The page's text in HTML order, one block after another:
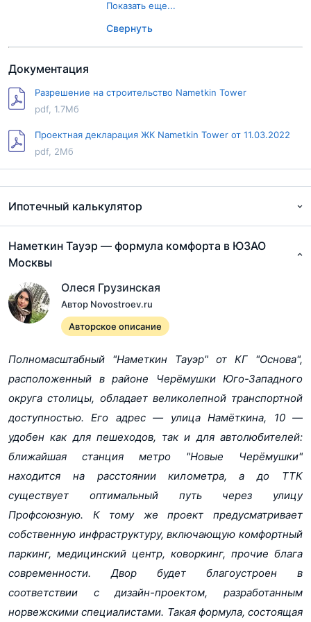
Банк Открытие
Росбанк
Сбер Банк
Показать еще...
Свернуть
Документация
Разрешение на строительство Nametkin Tower
pdf, 1.7Мб
Проектная декларация ЖК Nametkin Tower от 11.03.2022
pdf, 2Мб
Ипотечный калькулятор
Эксклюзивные ипотечные предложения от продавца
Скидки и акции от застройщика
Скидка до 10% на выделенный пул лотов. Выгода до
Рассрочка 0% на 20 месяцев. Срок действия акции
до 16.10.2026. Увеличенную рассрочку предоставляет
Застройщик ГК ОСНОВА. Первоначальный взнос от
30 %
Рассрочка 0% Срок действия акции до 16.04.2026.
Действует программа беспроцентной рассрочки.
Первоначальный взнос от 20%, остаток - до конца
строительства.
* Предоставленная информация носит ознакомительный
характер. Условия уточняйте в отделе продаж.
Наметкин Тауэр ― формула комфорта в ЮЗАО
Москвы
Олеся Грузинская
Автор Novostroev.ru
Авторское описание
Полномасштабный "Наметкин Тауэр" от КГ "Основа",
расположенный в районе Черёмушки Юго-Западного
округа столицы, обладает великолепной транспортной
доступностью. Его адрес ― улица Намёткина, 10 ―
удобен как для пешеходов, так и для автолюбителей:
ближайшая станция метро "Новые Черёмушки"
находится на расстоянии километра, а до ТТК
существует оптимальный путь через улицу
Профсоюзную. К тому же проект предусматривает
собственную инфраструктуру, включающую комфортный
паркинг, медицинский центр, коворкинг, прочие блага
современности. Двор будет благоустроен в
соответствии с дизайн-проектом, разработанным
норвежскими специалистами. Такая формула, состоящая